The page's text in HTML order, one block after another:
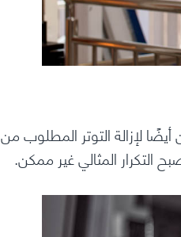
لإزالة التوتر المطلوب من
التكرار المثالي غير ممكن.